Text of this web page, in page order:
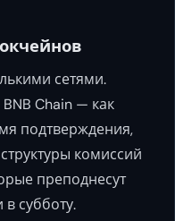
сетями.
Chain — как
подтверждения,
комиссий
преподнесут
субботу.